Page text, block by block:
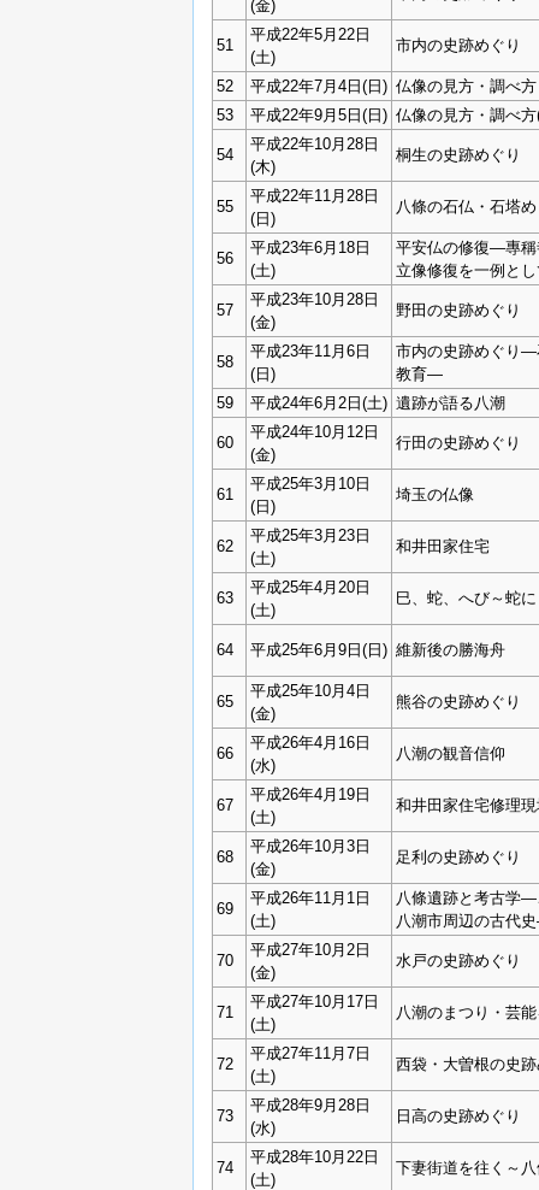
(金)
51
平成22年5月22日
(土)
市内の史跡めぐり
52 平成22年7月4日(日) 仏像の見方・調べ方
53
平成22年9月5日(日) 仏像の見方・調べ方
54
平成22年10月28日
(木)
桐生の史跡めぐり
55
平成22年11月28日
(日)
八條の石仏・石塔
56
平成23年6月18日
(土)
平安仏の修復―專稱
立像修復を一例と
57
平成23年10月28日
(金)
野田の史跡めぐり
58
平成23年11月6日
(日)
市内の史跡めぐり―
教育―
59
平成24年6月2日(土) 遺跡が語る八潮
60
平成24年10月12日
(金)
行田の史跡めぐり
61
平成25年3月10日
(日)
埼玉の仏像
62
平成25年3月23日
(土)
和井田家住宅
63
平成25年4月20日
(土)
巳、蛇、へび～蛇
64 平成25年6月9日(日) 維新後の勝海舟
65
平成25年10月4日
(金)
熊谷の史跡めぐり
66
平成26年4月16日
(水)
八潮の観音信仰
67
平成26年4月19日
(土)
和井田家住宅修理
68
平成26年10月3日
(金)
足利の史跡めぐり
69
平成26年11月1日
(土)
八條遺跡と考古学
八潮市周辺の古代
70
平成27年10月2日
(金)
水戸の史跡めぐり
71
平成27年10月17日
(土)
八潮のまつり・芸
72
平成27年11月7日
(土)
西袋・大曽根の史
73
平成28年9月28日
(水)
日高の史跡めぐり
74
平成28年10月22日
(土)
下妻街道を往く～